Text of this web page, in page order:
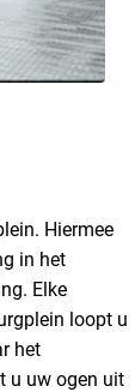
Hiermee
in het
Elke
loopt u
het
u uw ogen uit